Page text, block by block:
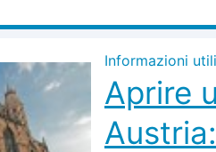
Informazioni utili
Aprire